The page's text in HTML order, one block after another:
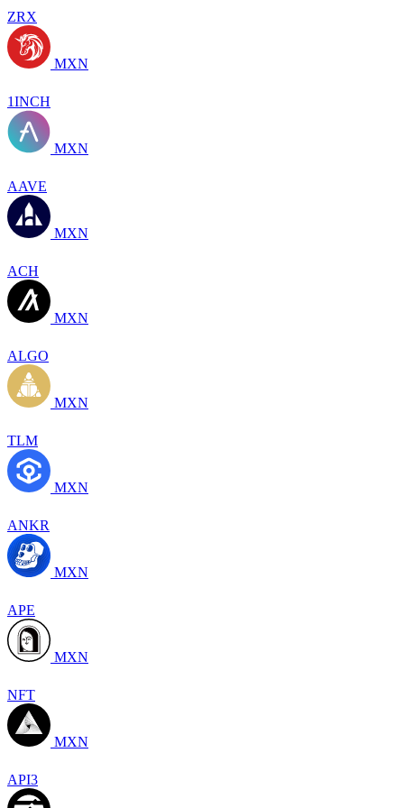
ZRX
MXN
1INCH
MXN
AAVE
MXN
ACH
MXN
ALGO
MXN
TLM
MXN
ANKR
MXN
APE
MXN
NFT
MXN
API3